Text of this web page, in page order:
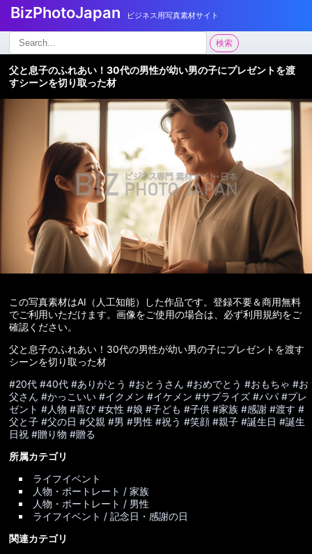
BizPhotoJapan ビジネス用写真素材サイト
検
索:
検索
父と息子のふれあい！30代の男性が幼い男の子にプレゼントを渡
すシーンを切り取った材
この写真素材はAI（人工知能）した作品です。登録不要＆商用無料
でご利用いただけます。画像をご使用の場合は、必ず利用規約をご
確認ください。
父と息子のふれあい！30代の男性が幼い男の子にプレゼントを渡す
シーンを切り取った材
#20代 #40代 #ありがとう #おとうさん #おめでとう #おもちゃ #お
父さん #かっこいい #イクメン #イケメン #サプライズ #パパ #プレ
ゼント #人物 #喜び #女性 #娘 #子ども #子供 #家族 #感謝 #渡す #
父と子 #父の日 #父親 #男 #男性 #祝う #笑顔 #親子 #誕生日 #誕生
日祝 #贈り物 #贈る
所属カテゴリ
ライフイベント
人物・ポートレート / 家族
人物・ポートレート / 男性
ライフイベント / 記念日・感謝の日
関連カテゴリ